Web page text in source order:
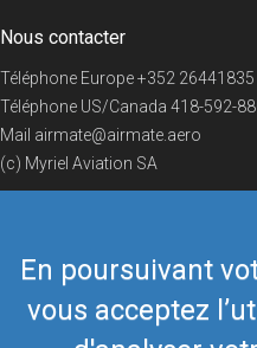
En poursuivant
vous acceptez
Nous contacter
Téléphone Europe+352 26441835
Téléphone US/Canada 418-592-
Mail airmate@airmate.aero
(c) Myriel Aviation SA
© 2019 Airmate - Conditions